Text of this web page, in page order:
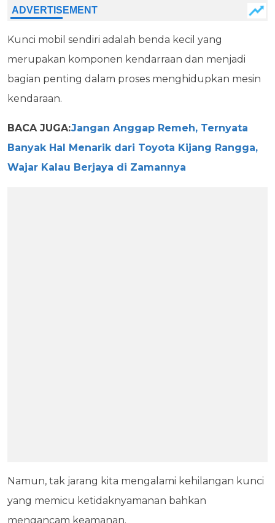
Kunci mobil sendiri adalah benda kecil yang
merupakan komponen kendarraan dan menjadi
bagian penting dalam proses menghidupkan mesin
kendaraan.
BACA JUGA:Jangan Anggap Remeh, Ternyata
Banyak Hal Menarik dari Toyota Kijang Rangga,
Wajar Kalau Berjaya di Zamannya
Namun, tak jarang kita mengalami kehilangan kunci
yang memicu ketidaknyamanan bahkan
mengancam keamanan.